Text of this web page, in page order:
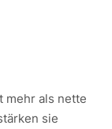
als nette
sie